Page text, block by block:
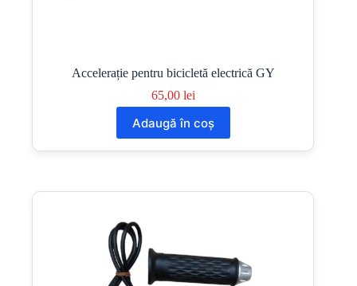
Accelerație pentru bicicletă electrică GY
65,00 lei
Adaugă în coș